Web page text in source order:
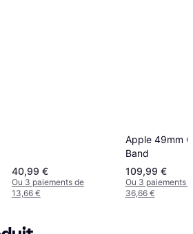
40,99 €
Ou 3 paiements de
13,66 €
Apple 49mm
Band
109,99 €
Ou 3 paiements
36,66 €